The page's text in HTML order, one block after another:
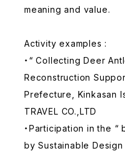
meaning and value.
Activity examples :
・“ Collecting Deer
Reconstruction
Prefecture, Kinkasan
TRAVEL CO.,LTD
・Participation in the
by Sustainable Design